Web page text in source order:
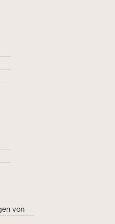
von